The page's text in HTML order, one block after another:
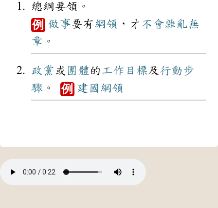
總綱要領。
例 做事要有 綱領 ，才 不會雜亂無
章 。
政黨 或 團體 的 工作 目標及 行動步
驟 。 例 建國 綱領